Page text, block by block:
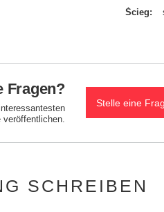
Ścieg
Fragen?
veröffentlichen.
Stelle eine
SCHREIBEN